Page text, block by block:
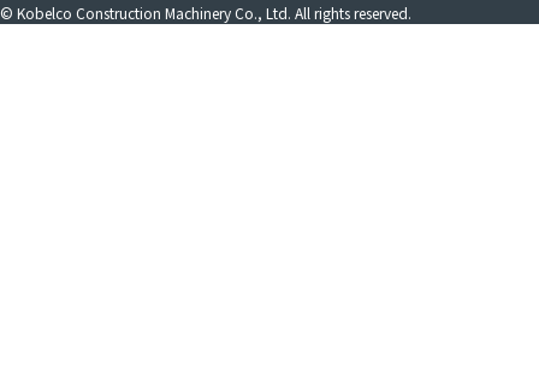
© Kobelco Construction Machinery Co., Ltd. All rights reserved.